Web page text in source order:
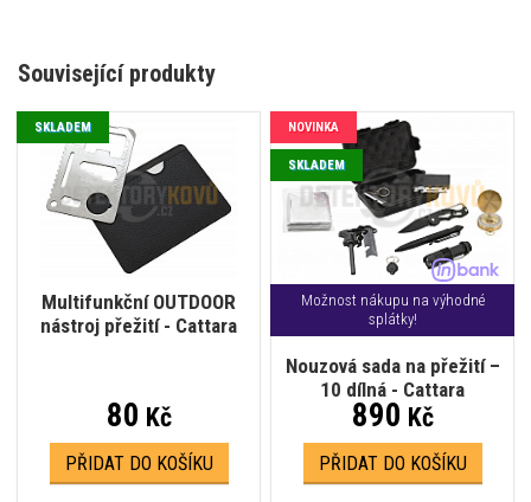
Související produkty
Multifunkční OUTDOOR
nástroj přežití - Cattara
SKLADEM
80 Kč
PŘIDAT DO KOŠÍKU
Možnost nákupu na výhodné
splátky!
Nouzová sada na přežití –
10 dílná - Cattara
NOVINKA
SKLADEM
890 Kč
PŘIDAT DO KOŠÍKU